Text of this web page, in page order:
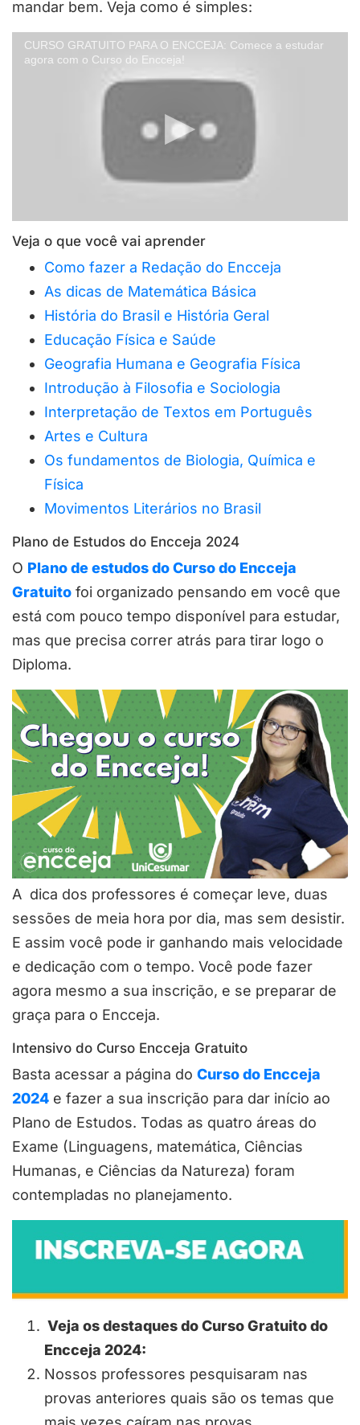
mandar bem. Veja como é simples:
CURSO GRATUITO PARA O ENCCEJA: Comece a estudar
agora com o Curso do Encceja!
Veja o que você vai aprender
Como fazer a Redação do Encceja
As dicas de Matemática Básica
História do Brasil e História Geral
Educação Física e Saúde
Geografia Humana e Geografia Física
Introdução à Filosofia e Sociologia
Interpretação de Textos em Português
Artes e Cultura
Os fundamentos de Biologia, Química e
Física
Movimentos Literários no Brasil
Plano de Estudos do Encceja 2024
O Plano de estudos do Curso do Encceja
Gratuito foi organizado pensando em você que
está com pouco tempo disponível para estudar,
mas que precisa correr atrás para tirar logo o
Diploma.
A dica dos professores é começar leve, duas
sessões de meia hora por dia, mas sem desistir.
E assim você pode ir ganhando mais velocidade
e dedicação com o tempo. Você pode fazer
agora mesmo a sua inscrição, e se preparar de
graça para o Encceja.
Intensivo do Curso Encceja Gratuito
Basta acessar a página do Curso do Encceja
2024 e fazer a sua inscrição para dar início ao
Plano de Estudos. Todas as quatro áreas do
Exame (Linguagens, matemática, Ciências
Humanas, e Ciências da Natureza) foram
contempladas no planejamento.
Veja os destaques do Curso Gratuito do
Encceja 2024:
Nossos professores pesquisaram nas
provas anteriores quais são os temas que